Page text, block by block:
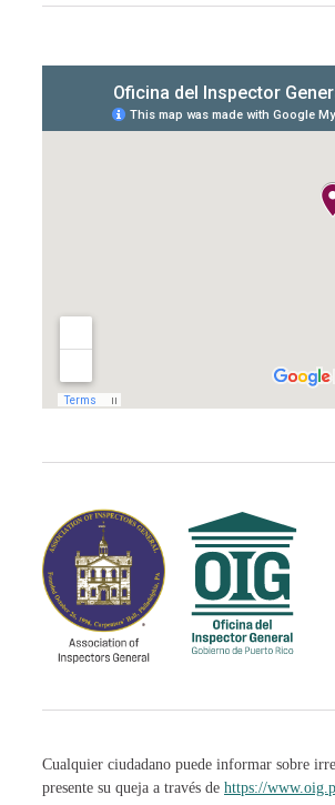
Cualquier ciudadano puede informar sobre
presente su queja a través de https://